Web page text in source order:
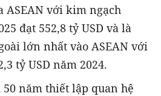
ASEAN với kim ngạch
đạt 552,8 tỷ USD và là
lớn nhất vào ASEAN với
tỷ USD năm 2024.
năm thiết lập quan hệ